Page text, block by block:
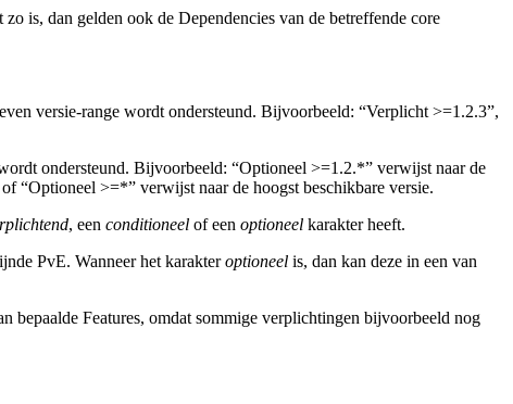
is, dan gelden ook de Dependencies van de betreffende core
versie-range wordt ondersteund. Bijvoorbeeld: “Verplicht >=1.2.3”,
ondersteund. Bijvoorbeeld: “Optioneel >=1.2.*” verwijst naar de
“Optioneel >=*” verwijst naar de hoogst beschikbare versie.
, een conditioneel of een optioneel karakter heeft.
PvE. Wanneer het karakteroptioneel is, dan kan deze in een van
Features, omdat sommige verplichtingen bijvoorbeeld nog